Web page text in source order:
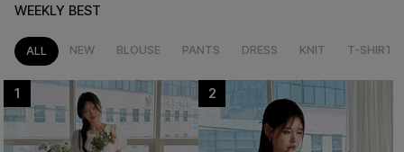
WEEKLY BEST
ALL NEW BLOUSE PANTS DRESS KNIT T-SHIRT